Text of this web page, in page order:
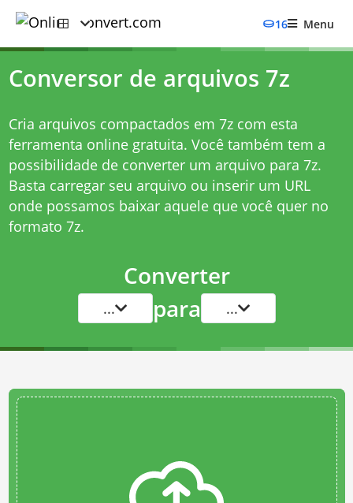
16 Menu
Conversor de arquivos 7z
Cria arquivos compactados em 7z com esta
ferramenta online gratuita. Você também tem a
possibilidade de converter um arquivo para 7z.
Basta carregar seu arquivo ou inserir um URL
onde possamos baixar aquele que você quer no
formato 7z.
Converter
... para ...